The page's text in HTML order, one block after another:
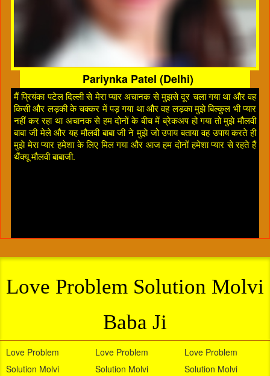
Pariynka Patel (Delhi)
मैं प्रियंका पटेल दिल्ली से मेरा प्यार अचानक से मुझसे दूर चला गया था और वह
किसी और लड़की के चक्कर में पड़ गया था और वह लड़का मुझे बिल्कुल भी प्यार
नहीं कर रहा था अचानक से हम दोनों के बीच में ब्रेकअप हो गया तो मुझे मौलवी
बाबा जी मेले और यह मौलवी बाबा जी ने मुझे जो उपाय बताया वह उपाय करते ही
मुझे मेरा प्यार हमेशा के लिए मिल गया और आज हम दोनों हमेशा प्यार से रहते हैं
थैंक्यू मौलवी बाबाजी.
Love Problem Solution Molvi
Baba Ji
Love Problem
Solution Molvi
Love Problem
Solution Molvi
Love Problem
Solution Molvi